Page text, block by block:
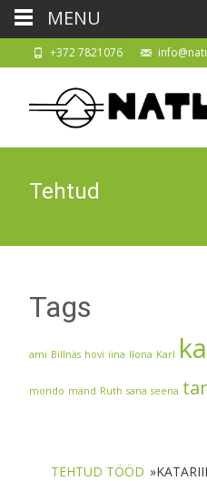
+372 7821076
Tehtud
Tags
ami Billnäs hovi iina Ilona Karl
mondo mänd Ruth sana seena
TEHTUD TÖÖD »
MENU